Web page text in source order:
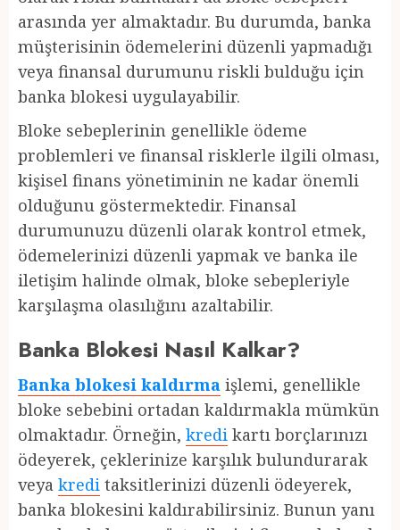
arasında yer almaktadır. Bu durumda, banka
müşterisinin ödemelerini düzenli yapmadığı
veya finansal durumunu riskli bulduğu için
banka blokesi uygulayabilir.
Bloke sebeplerinin genellikle ödeme
problemleri ve finansal risklerle ilgili olması,
kişisel finans yönetiminin ne kadar önemli
olduğunu göstermektedir. Finansal
durumunuzu düzenli olarak kontrol etmek,
ödemelerinizi düzenli yapmak ve banka ile
iletişim halinde olmak, bloke sebepleriyle
karşılaşma olasılığını azaltabilir.
Banka Blokesi Nasıl Kalkar?
Banka blokesi kaldırma işlemi, genellikle
bloke sebebini ortadan kaldırmakla mümkün
olmaktadır. Örneğin, kredi kartı borçlarınızı
ödeyerek, çeklerinize karşılık bulundurarak
veya kredi taksitlerinizi düzenli ödeyerek,
banka blokesini kaldırabilirsiniz. Bunun yanı